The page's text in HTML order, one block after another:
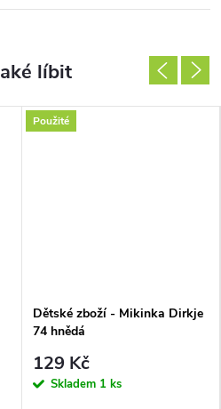
Použité
Dětské zboží - Mikinka Dirkje
74 hnědá
129 Kč
Skladem 1 ks